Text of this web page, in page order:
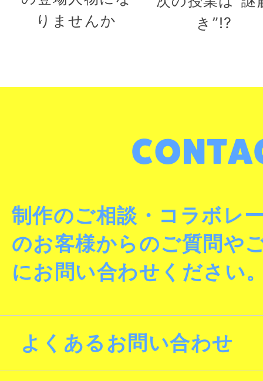
りませんか
き”!?
制作のご相談・コラボレ
のお客様からのご質問や
にお問い合わせください
よくあるお問い合わせ